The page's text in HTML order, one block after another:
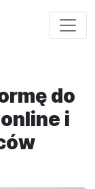
do
i